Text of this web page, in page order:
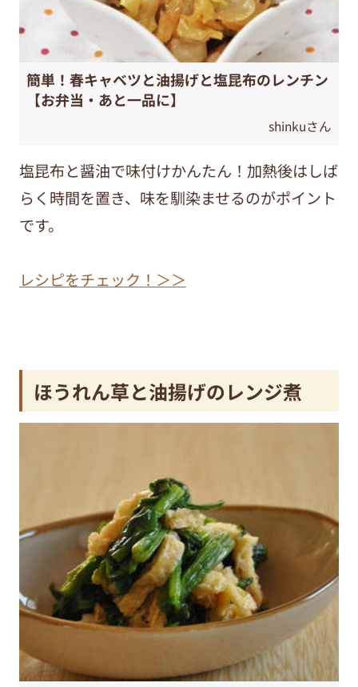
簡単！春キャベツと油揚げと塩昆布のレンチン
【お弁当・あと一品に】
shinkuさん
塩昆布と醤油で味付けかんたん！加熱後はしば
らく時間を置き、味を馴染ませるのがポイント
です。
レシピをチェック！＞＞
ほうれん草と油揚げのレンジ煮